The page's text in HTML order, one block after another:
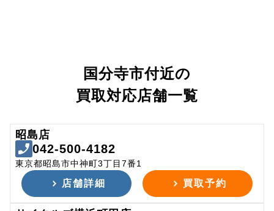
国分寺市付近の
買取対応店舗一覧
昭島店
042-500-4182
東京都昭島市中神町3丁目7番1
店舗詳細 買取予約